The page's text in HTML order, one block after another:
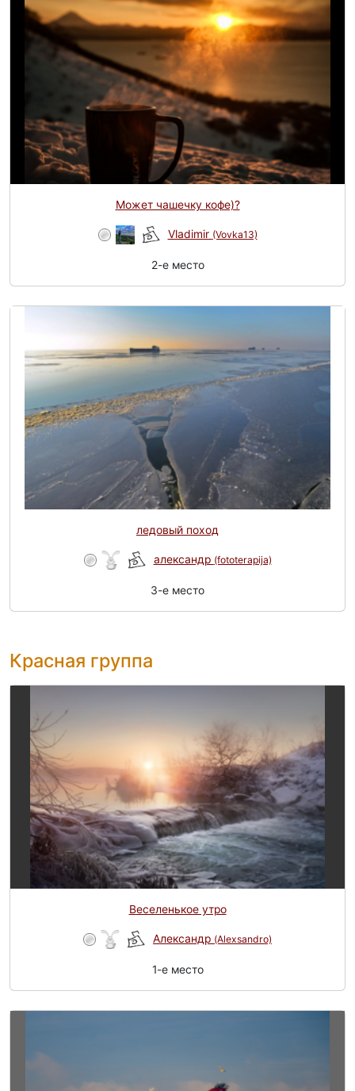
Может чашечку кофе)?
Vladimir (Vovka13)
2-e место
ледовый поход
александр (fototerapija)
3-e место
Красная группа
Веселенькое утро
Александр (Alexsandro)
1-e место